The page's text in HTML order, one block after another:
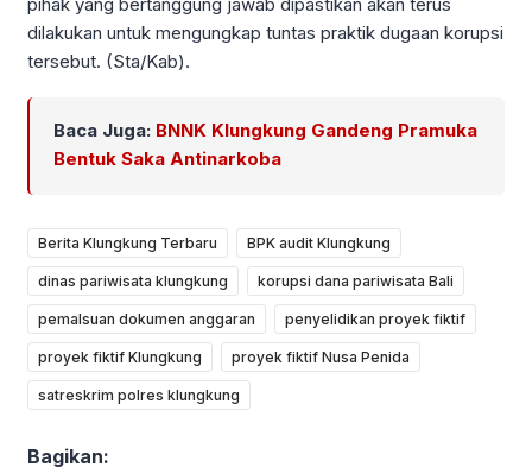
dilakukan untuk mengungkap tuntas praktik dugaan korupsi
tersebut. (Sta/Kab).
Baca Juga: BNNK Klungkung Gandeng Pramuka
Bentuk Saka Antinarkoba
Berita Klungkung Terbaru BPK audit Klungkung
dinas pariwisata klungkung korupsi dana pariwisata Bali
pemalsuan dokumen anggaran penyelidikan proyek fiktif
proyek fiktif Klungkung proyek fiktif Nusa Penida
satreskrim polres klungkung
Bagikan: